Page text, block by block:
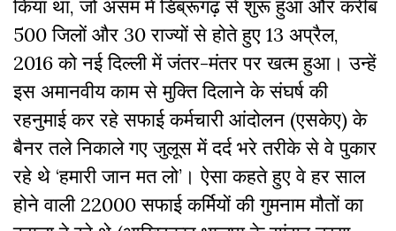
किया था, जो असम में डिब्रूगढ़ से शुरू हुआ और करीब
500 जिलों और 30 राज्यों से होते हुए 13 अप्रैल,
2016 को नई दिल्ली में जंतर-मंतर पर खत्म हुआ। उन्हें
इस अमानवीय काम से मुक्ति दिलाने के संघर्ष की
रहनुमाई कर रहे सफाई कर्मचारी आंदोलन (एसकेए) के
बैनर तले निकाले गए जुलूस में दर्द भरे तरीके से वे पुकार
रहे थे ‘हमारी जान मत लो’। ऐसा कहते हुए वे हर साल
होने वाली 22000 सफाई कर्मियों की गुमनाम मौतों का